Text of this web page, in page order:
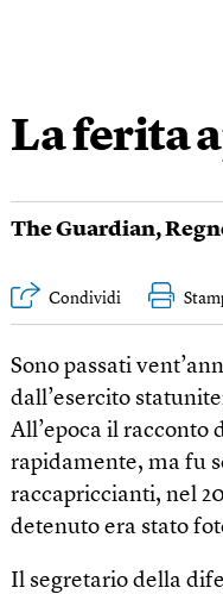
La ferita
The Guardian,
Condividi
Sono passati
dall’esercito
All’epoca il racconto
rapidamente, ma fu
raccapriccianti, nel
detenuto era stato
Il segretario della